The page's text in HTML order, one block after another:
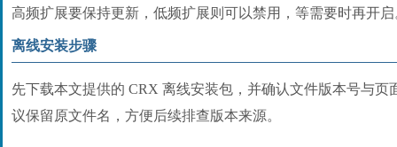
高频扩展要保持更新，低频扩展则可以禁用，等需要时再开启
离线安装步骤
先下载本文提供的 CRX 离线安装包，并确认文件版本号与页
议保留原文件名，方便后续排查版本来源。